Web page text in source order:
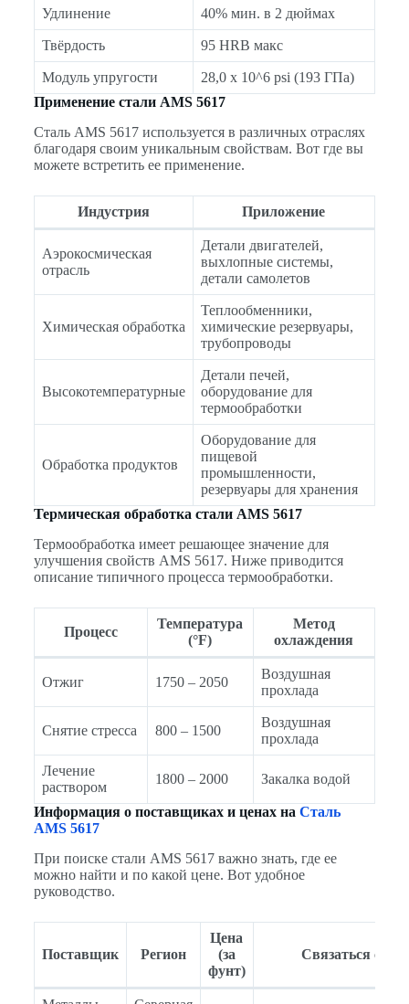
Удлинение 40% мин. в 2 дюймах
Твёрдость 95 HRB макс
Модуль упругости
28,0 x 10^6 psi (193 ГПа)
Применение стали AMS 5617
Сталь AMS 5617 используется в различных отраслях
благодаря своим уникальным свойствам. Вот где вы
можете встретить ее применение.
Индустрия Приложение
Аэрокосмическая
отрасль
Детали двигателей,
выхлопные системы,
детали самолетов
Химическая обработка
Теплообменники,
химические резервуары,
трубопроводы
Высокотемпературные
Детали печей,
оборудование для
термообработки
Обработка продуктов
Оборудование для
пищевой
промышленности,
резервуары для хранения
Термическая обработка стали AMS 5617
Термообработка имеет решающее значение для
улучшения свойств AMS 5617. Ниже приводится
описание типичного процесса термообработки.
Процесс
Температура
(°F)
Метод
охлаждения
Отжиг 1750 – 2050
Воздушная
прохлада
Снятие стресса 800 – 1500
Воздушная
прохлада
Лечение
раствором
1800 – 2000 Закалка водой
Информация о поставщиках и ценах на Сталь
AMS 5617
При поиске стали AMS 5617 важно знать, где ее
можно найти и по какой цене. Вот удобное
руководство.
Поставщик Регион
Цена
(за
фунт)
Связаться с